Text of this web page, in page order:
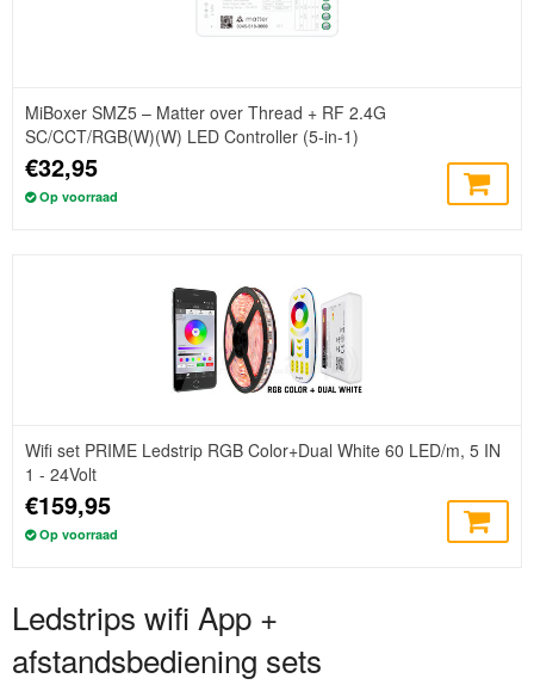
MiBoxer SMZ5 – Matter over Thread + RF 2.4G
SC/CCT/RGB(W)(W) LED Controller (5-in-1)
€32,95
Op voorraad
Wifi set PRIME Ledstrip RGB Color+Dual White 60 LED/m, 5 IN
1 - 24Volt
€159,95
Op voorraad
Ledstrips wifi App +
afstandsbediening sets